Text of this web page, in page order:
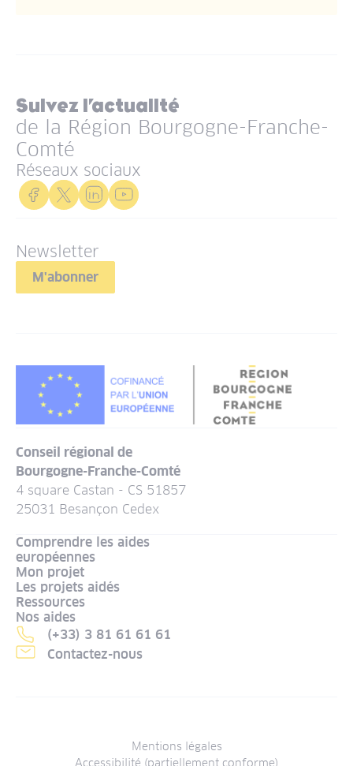
Suivez l’actualité
de la Région Bourgogne-Franche-
Comté
Réseaux sociaux
Newsletter
M'abonner
Conseil régional de
Bourgogne-Franche-Comté
4 square Castan - CS 51857
25031 Besançon Cedex
Comprendre les aides
européennes
Mon projet
Les projets aidés
Ressources
Nos aides
(+33) 3 81 61 61 61
Contactez-nous
Mentions légales
Accessibilité (partiellement conforme)